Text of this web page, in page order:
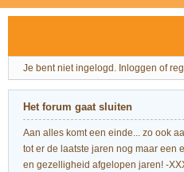
Je bent niet ingelogd. Inloggen of
Het forum gaat sluiten
Aan alles komt een einde... zo ook
tot er de laatste jaren nog maar een
en gezelligheid afgelopen jaren! -